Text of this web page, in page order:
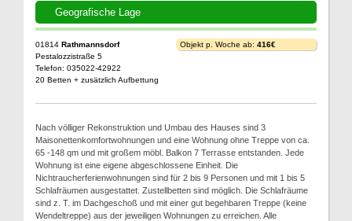
Geografische Lage
01814 Rathmannsdorf
Pestalozzistraße 5
Telefon: 035022-42922
20 Betten + zusätzlich Aufbettung
Objekt p. Woche ab: 416€
Nach völliger Rekonstruktion und Umbau des Hauses sind 3
Maisonettenkomfortwohnungen und eine Wohnung ohne Treppe von ca.
65 -148 qm und mit großem möbl. Balkon 7 Terrasse entstanden. Jede
Wohnung ist eine eigene abgeschlossene Einheit. Die
Nichtraucherferienwohnungen sind für 2 bis 9 Personen und mit 1 bis 5
Schlafräumen ausgestattet. Zustellbetten sind möglich. Die Schlafräume
sind z. T. im Dachgeschoß und mit einer gut begehbaren Treppe (keine
Wendeltreppe) aus der jeweiligen Wohnungen zu erreichen. Alle